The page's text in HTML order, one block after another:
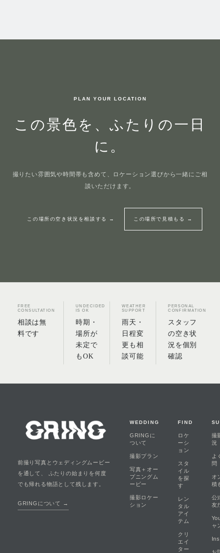
PLAN YOUR LOCATION
この景色を、ふたりの一日
に。
撮りたい雰囲気や時間帯も含めて、ロケーション選びから一緒にご相
談いただけます。
この場所の空き状況を相談する → この場所で見積もる →
FREE
CONSULTATION
相談は無
料です
UNDECIDED
IS OK
時期・
場所が
未定で
もOK
WEATHER
SUPPORT
雨天・
日程変
更も相
談可能
PERSONAL
CONFIRMATION
スタッフ
の空き状
況を個別
確認
前撮り写真とウェディングムービー
を通して、 ふたりの始まりを何度
でも帰れる物語として残します。
GRINGについて →
WEDDING
GRINGに
ついて
撮影プラン
写真＋オー
プニングム
ービー
撮影ロケー
ション
FIND
ロケ
ーシ
ョン
スタ
イル
を探
す
レン
タル
アイ
テム
クリ
エイ
ター
撮
況
よ
問
オ
積
公
友
ャ
お